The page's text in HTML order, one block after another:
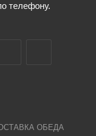
телефону.
ОБЕДА